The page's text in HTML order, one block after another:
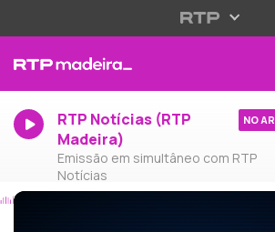
RTP Notícias (RTP
Madeira)
Emissão em simultâneo com RTP
Notícias
NO AR